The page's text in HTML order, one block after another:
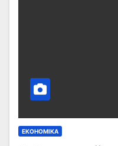
ЕКОНОМІКА